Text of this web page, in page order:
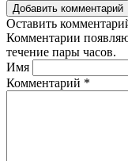
Добавить комментарий
Оставить
Комментарии
течение пары часов.
Имя
Комментарий *